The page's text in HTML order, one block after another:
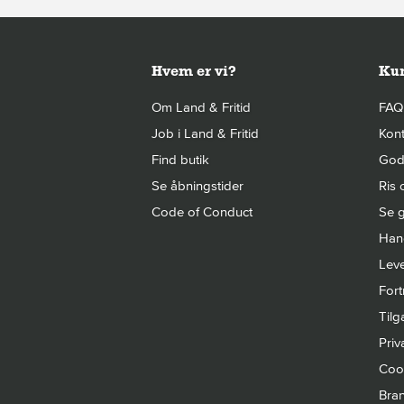
Hvem er vi?
Om Land & Fritid
Job i Land & Fritid
Find butik
Se åbningstider
Code of Conduct
FAQ
Ris
Se